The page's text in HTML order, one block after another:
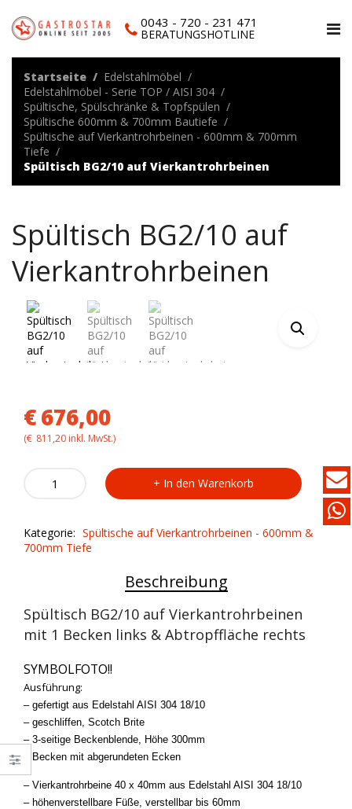
0043 - 720 - 231 471
BERATUNGSHOTLINE
Startseite
Edelstahlmöbel
Edelstahlmöbel - Serie TOP / AISI 304
Spültische, Spülschränke & Topfspülen
Spültische 600mm & 700mm Bautiefe
Spültische auf Vierkantrohrbeinen - 600mm & 700mm
Tiefe
Spültisch BG2/10 auf Vierkantrohrbeinen
Spültisch BG2/10 auf
Vierkantrohrbeinen
€676,00
(€ 811,20 inkl. MwSt.)
BG2/10
quantity
In den Warenkorb
Kategorie: Spültische auf Vierkantrohrbeinen - 600mm &
700mm Tiefe
Beschreibung
Spültisch BG2/10 auf Vierkantrohrbeinen
mit 1 Becken links & Abtropffläche rechts
SYMBOLFOTO!!
Ausführung:
– gefertigt aus Edelstahl AISI 304 18/10
– geschliffen, Scotch Brite
– 3-seitige Beckenblende, Höhe 300mm
– Becken mit abgerundeten Ecken
– Vierkantrohrbeine 40 x 40mm aus Edelstahl AISI 304 18/10
– höhenverstellbare Füße, verstellbar bis 60mm